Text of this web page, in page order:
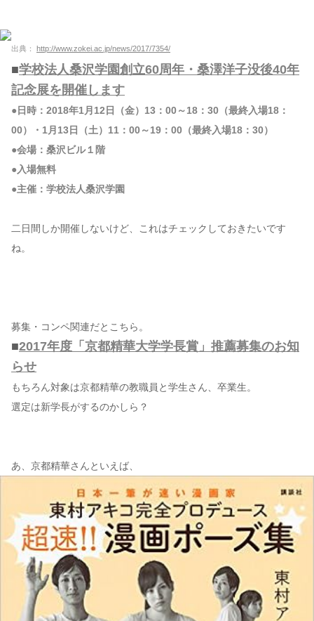
出典： http://www.zokei.ac.jp/news/2017/7354/
■学校法人桑沢学園創立60周年・桑澤洋子没後40年
記念展を開催します
●日時：2018年1月12日（金）13：00～18：30（最終入場18：
00）・1月13日（土）11：00～19：00（最終入場18：30）
●会場：桑沢ビル１階
●入場無料
●主催：学校法人桑沢学園
二日間しか開催しないけど、これはチェックしておきたいです
ね。
募集・コンペ関連だとこちら。
■2017年度「京都精華大学学長賞」推薦募集のお知
らせ
もちろん対象は京都精華の教職員と学生さん、卒業生。
選定は新学長がするのかしら？
あ、京都精華さんといえば、